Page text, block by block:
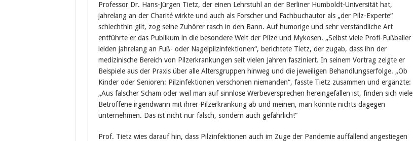
Professor Dr. Hans-Jürgen Tietz, der einen Lehrstuhl an der Berliner Humboldt-Universität hat,
jahrelang an der Charité wirkte und auch als Forscher und Fachbuchautor als „der Pilz-Experte“
schlechthin gilt, zog seine Zuhörer rasch in den Bann. Auf humorige und sehr verständliche Art
entführte er das Publikum in die besondere Welt der Pilze und Mykosen. „Selbst viele Profi-Fußballer
leiden jahrelang an Fuß- oder Nagelpilzinfektionen“, berichtete Tietz, der zugab, dass ihn der
medizinische Bereich von Pilzerkrankungen seit vielen Jahren fasziniert. In seinem Vortrag zeigte er
Beispiele aus der Praxis über alle Altersgruppen hinweg und die jeweiligen Behandlungserfolge. „Ob
Kinder oder Senioren: Pilzinfektionen verschonen niemanden“, fasste Tietz zusammen und ergänzte:
„Aus falscher Scham oder weil man auf sinnlose Werbeversprechen hereingefallen ist, finden sich viele
Betroffene irgendwann mit ihrer Pilzerkrankung ab und meinen, man könnte nichts dagegen
unternehmen. Das ist nicht nur falsch, sondern auch gefährlich!“
Prof. Tietz wies darauf hin, dass Pilzinfektionen auch im Zuge der Pandemie auffallend angestiegen